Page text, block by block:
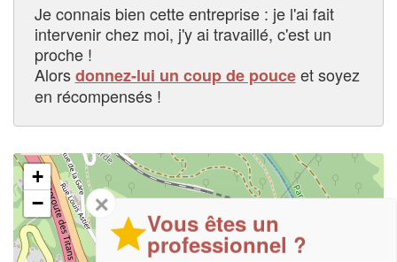
Je connais bien cette entreprise : je l'ai fait
intervenir chez moi, j'y ai travaillé, c'est un
proche !
Alorsdonnez-lui un coup de pouceet soyez
en récompensés !
+
−
✕
Vous êtes un
professionnel ?